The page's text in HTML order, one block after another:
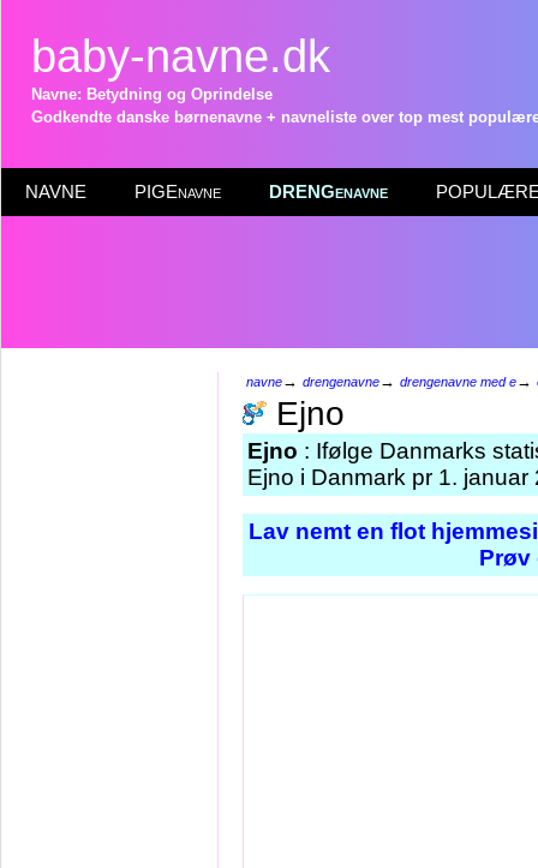
baby-navne.dk
Navne: Betydning og Oprindelse
Godkendte danske børnenavne + navneliste over top mest
NAVNE PIGEnavne DRENGenavne POPULÆRE
navne→ drengenavne→ drengenavne med e→
Ejno
Ejno : Ifølge Danmarks
Ejno i Danmark pr 1. januar
Lav nemt en flot
Prøv